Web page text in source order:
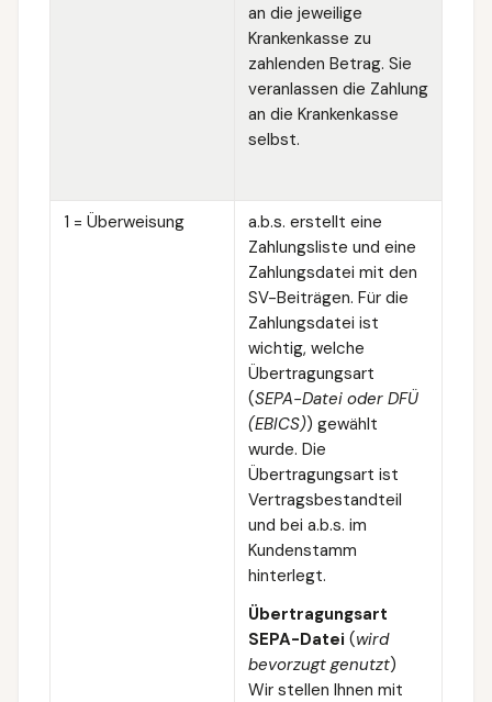
an die jeweilige
Krankenkasse zu
zahlenden Betrag. Sie
veranlassen die Zahlung
an die Krankenkasse
selbst.
1 = Überweisung
a.b.s. erstellt eine
Zahlungsliste und eine
Zahlungsdatei mit den
SV-Beiträgen. Für die
Zahlungsdatei ist
wichtig, welche
Übertragungsart
(SEPA-Datei oder DFÜ
(EBICS)) gewählt
wurde. Die
Übertragungsart ist
Vertragsbestandteil
und bei a.b.s. im
Kundenstamm
hinterlegt.
Übertragungsart
SEPA-Datei (wird
bevorzugt genutzt)
Wir stellen Ihnen mit